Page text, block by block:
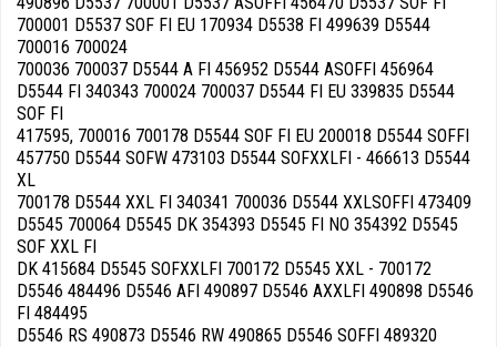
700001 D5537 SOF FI EU 170934 D5538 FI 499639 D5544
700016 700024
700036 700037 D5544 A FI 456952 D5544 ASOFFI 456964
D5544 FI 340343 700024 700037 D5544 FI EU 339835 D5544
SOF FI
417595, 700016 700178 D5544 SOF FI EU 200018 D5544 SOFFI
457750 D5544 SOFW 473103 D5544 SOFXXLFI - 466613 D5544
XL
700178 D5544 XXL FI 340341 700036 D5544 XXLSOFFI 473409
D5545 700064 D5545 DK 354393 D5545 FI NO 354392 D5545
SOF XXL FI
DK 415684 D5545 SOFXXLFI 700172 D5545 XXL - 700172
D5546 484496 D5546 AFI 490897 D5546 AXXLFI 490898 D5546
FI 484495
D5546 RS 490873 D5546 RW 490865 D5546 SOFFI 489320